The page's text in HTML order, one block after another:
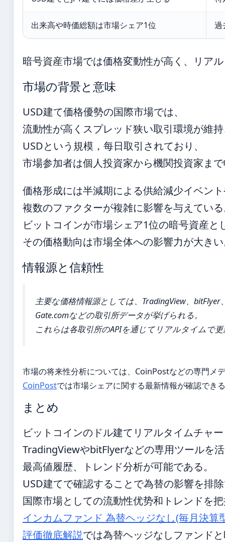
出来高や時価総額は市場シェア1位 過
暗号資産市場では価格変動性が高く、リア
市場の背景と意味
USD建て価格優勢の国際市場では、
流動性が高くスプレッド狭い取引環境が維
USDという規模，每日取引されており、
市場参加者は個人投資家から機関投資家ま
価格形成には半減期による供給減少イベン
複数のファクターが複雑に影響を与えてい
ビットコインが市場シェア1位の暗号資産と
その価格動向は市場全体への影響力が大き
情報源と信頼性
主要な価格情報源としては、TradingView、bitFlyer
Gate.comなどの取引所データが挙げられる。
これらは各取引所のAPIを通じてリアルタイムで
市場の将来性分析については、CoinPostなどの専門メ
CoinPostでは市場シェアに関する最新情報が確認でき
まとめ
ビットコインのドル建てリアルタイムチャ
TradingViewやbitFlyerなどの専用ツールを
最高値履歴、トレンド分析が可能である。
USD建てで確認することで為替の影響を排
国際市場としての流動性优势和トレンドを
インカムファンド 為替ヘッジなし(毎月決算
評価徹底解説では為替ヘッジなしファンド